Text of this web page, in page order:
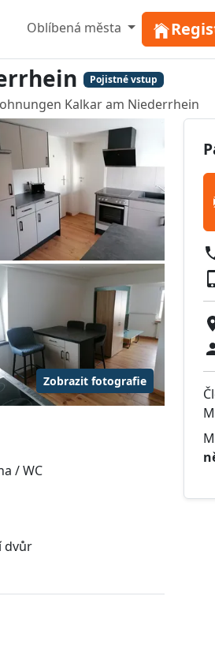
Oblíbená města
Pojistné vstup
Kalkar am Niederrhein
Zobrazit fotografie
/ WC
dvůr